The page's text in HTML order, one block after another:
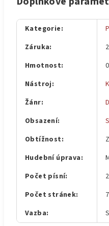
Kategorie:
Záruka:
Hmotnost:
Nástroj:
Žánr:
Obsazení:
Obtížnost:
Hudební úprava:
Počet písní:
Počet stránek:
Vazba: